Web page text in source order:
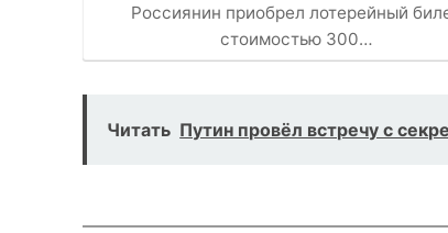
Россиянин приобрел лотерейный
стоимостью 300…
Читать Путин провёл встречу с